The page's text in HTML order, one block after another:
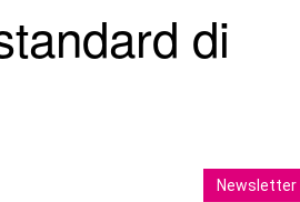
di
Newsletter